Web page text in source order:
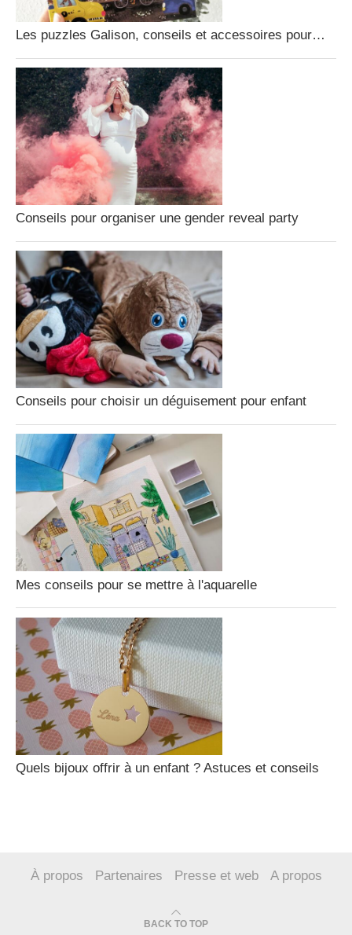
Les puzzles Galison, conseils et accessoires pour…
Conseils pour organiser une gender reveal party
Conseils pour choisir un déguisement pour enfant
Mes conseils pour se mettre à l'aquarelle
Quels bijoux offrir à un enfant ? Astuces et conseils
À propos Partenaires Presse et web A propos
BACK TO TOP